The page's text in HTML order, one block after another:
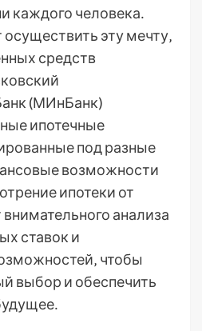
каждого человека․
эту мечту‚
средств
(МИнБанк)
ипотечные
под разные
возможности
ипотеки от
анализа
ставок и
чтобы
выбор и обеспечить